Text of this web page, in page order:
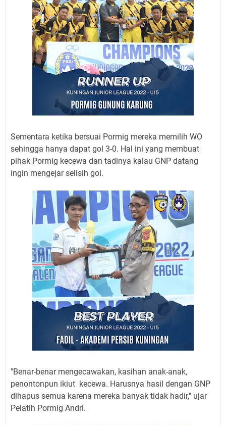
Sementara ketika bersuai Pormig mereka memilih WO
sehingga hanya dapat gol 3-0. Hal ini yang membuat
pihak Pormig kecewa dan tadinya kalau GNP datang
ingin mengejar selisih gol.
"Benar-benar mengecawakan, kasihan anak-anak,
penontonpun ikiut kecewa. Harusnya hasil dengan GNP
dihapus semua karena mereka banyak tidak hadir," ujar
Pelatih Pormig Andri.